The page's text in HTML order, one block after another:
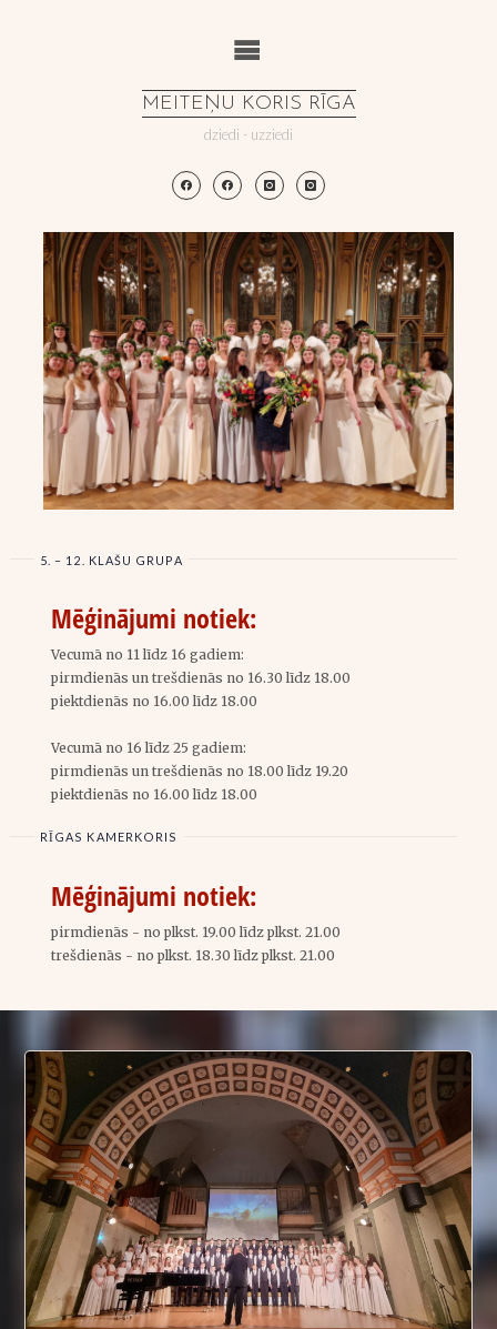
MEITEŅU KORIS RĪGA
dziedi - uzziedi
5. – 12. KLAŠU GRUPA
Mēģinājumi notiek:
Vecumā no 11 līdz 16 gadiem:
pirmdienās un trešdienās no 16.30 līdz 18.00
piektdienās no 16.00 līdz 18.00
Vecumā no 16 līdz 25 gadiem:
pirmdienās un trešdienās no 18.00 līdz 19.20
piektdienās no 16.00 līdz 18.00
RĪGAS KAMERKORIS
Mēģinājumi notiek:
pirmdienās - no plkst. 19.00 līdz plkst. 21.00
trešdienās - no plkst. 18.30 līdz plkst. 21.00